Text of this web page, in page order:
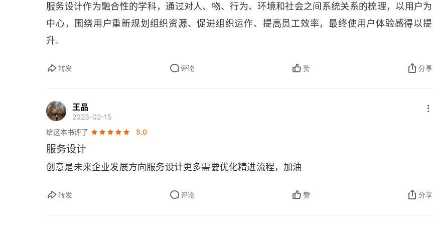
服务设计作为融合性的学科，通过对人、物、行为、环境和社会之间系统关系的梳理，以用户为
中心，围绕用户重新规划组织资源、促进组织运作、提高员工效率，最终使用户体验感得以提
升。
转发 评论 赞 分享
王品
2023-02-15
给这本书评了
5.0
服务设计
创意是未来企业发展方向服务设计更多需要优化精进流程，加油
转发 评论 赞 分享